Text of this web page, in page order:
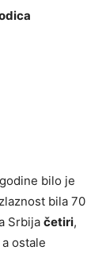
bilo je
bila 70
Srbija četiri,
a ostale